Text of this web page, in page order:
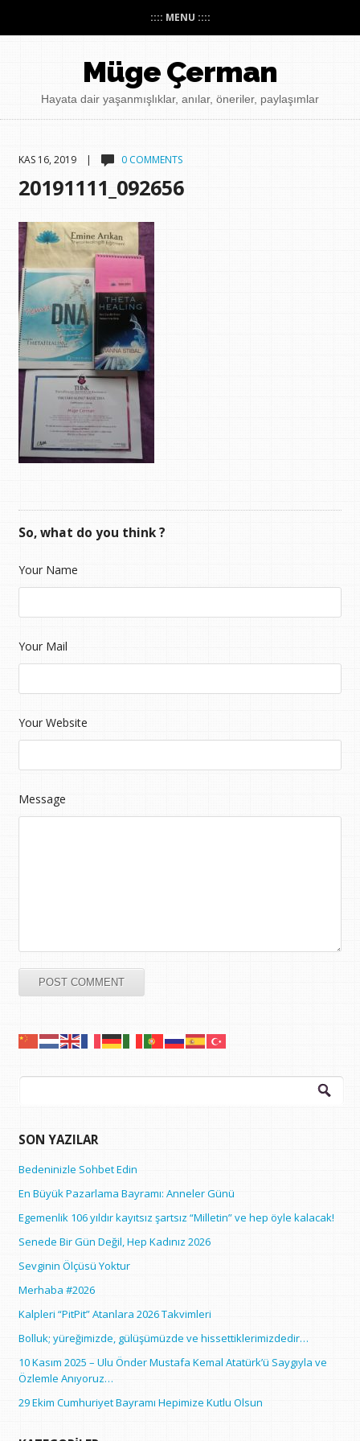
:::: MENU ::::
Müge Çerman
Hayata dair yaşanmışlıklar, anılar, öneriler, paylaşımlar
KAS 16, 2019 | 0 COMMENTS
20191111_092656
So, what do you think ?
Your Name
Your Mail
Your Website
Message
Arama:
SON YAZILAR
Bedeninizle Sohbet Edin
En Büyük Pazarlama Bayramı: Anneler Günü
Egemenlik 106 yıldır kayıtsız şartsız “Milletin” ve hep öyle kalacak!
Senede Bir Gün Değil, Hep Kadınız 2026
Sevginin Ölçüsü Yoktur
Merhaba #2026
Kalpleri “PitPit” Atanlara 2026 Takvimleri
Bolluk; yüreğimizde, gülüşümüzde ve hissettiklerimizdedir…
10 Kasım 2025 – Ulu Önder Mustafa Kemal Atatürk’ü Saygıyla ve
Özlemle Anıyoruz…
29 Ekim Cumhuriyet Bayramı Hepimize Kutlu Olsun